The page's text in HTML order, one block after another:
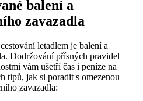
balení a
zavazadla
letadlem je balení a
Dodržování přísných pravidel
vám ušetří čas i peníze na
tipů, jak si poradit s omezenou
zavazadla: